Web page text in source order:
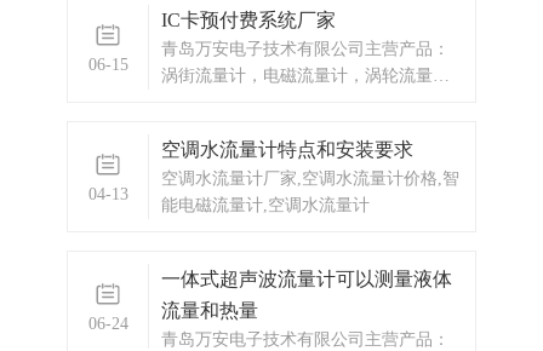
场有强干扰4)、流量小，小信号设定不
合理5)、安装不正确，电极没有接触介
质6)、传感器装在非金属管道，却无
06-15
IC卡预付费系统厂家
青岛万安电子技术有限公司主营产品：
涡街流量计，电磁流量计，涡轮流量
差压式仪表，分析仪器，水质监测设
备，压力仪表等，以及承接电气自动化
项目。
04-13
空调水流量计特点和安装要求
空调水流量计厂家,空调水流量计价格,智
能电磁流量计,空调水流量计
06-24
一体式超声波流量计可以测量液体
流量和热量
青岛万安电子技术有限公司主营产品：